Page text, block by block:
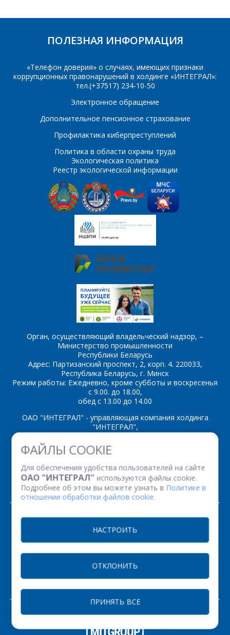
ФАЙЛЫ COOKIE
Для обеспечения удобства пользователей на сайте
ОАО "ИНТЕГРАЛ" используются файлы cookie.
Подробнее об этом вы можете узнать в Политике в
отношении обработки файлов cookie.
НАСТРОИТЬ
ОТКЛОНИТЬ
ПРИНЯТЬ ВСЕ
ПОЛЕЗНАЯ ИНФОРМАЦИЯ
«Телефон доверия» о случаях, имеющих признаки
коррупционных правонарушений в холдинге «ИНТЕГРАЛ»:
тел.(+37517) 234-10-50
Электронное обращение
Дополнительное пенсионное страхование
Профилактика киберпреступлений
Политика в области охраны труда
Экологическая политика
Реестр экологической информации
Орган, осуществляющий владельческий надзор, –
Министерство промышленности
Республики Беларусь
Адрес: Партизанский проспект, 2, корп. 4. 220033,
Республика Беларусь, г. Минск
Режим работы: Ежедневно, кроме субботы и воскресенья
с 9.00. до 18.00,
обед с 13.00 до 14.00
ОАО "ИНТЕГРАЛ" - управляющая компания холдинга
"ИНТЕГРАЛ",
ул. Казинца И.П., д.121А, комната 327, г. Минск, 220108,
Республика Беларусь
Факс: (+375 17) 338 12 94 УНП 100386629
Рег. номер 100386629 от 01.08.2013 г.
© 2026. Все права защищены.
РАЗРАБОТКА САЙТА
ЗАКАЗАТЬ